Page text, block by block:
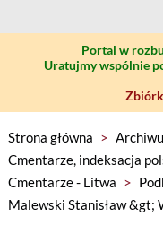
Portal w
Uratujmy wspólnie
Strona główna >
Cmentarze, indeksacja
Cmentarze - Litwa >
Malewski Stanisław &gt;